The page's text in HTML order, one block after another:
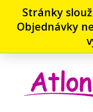
Stránky
Objednávky